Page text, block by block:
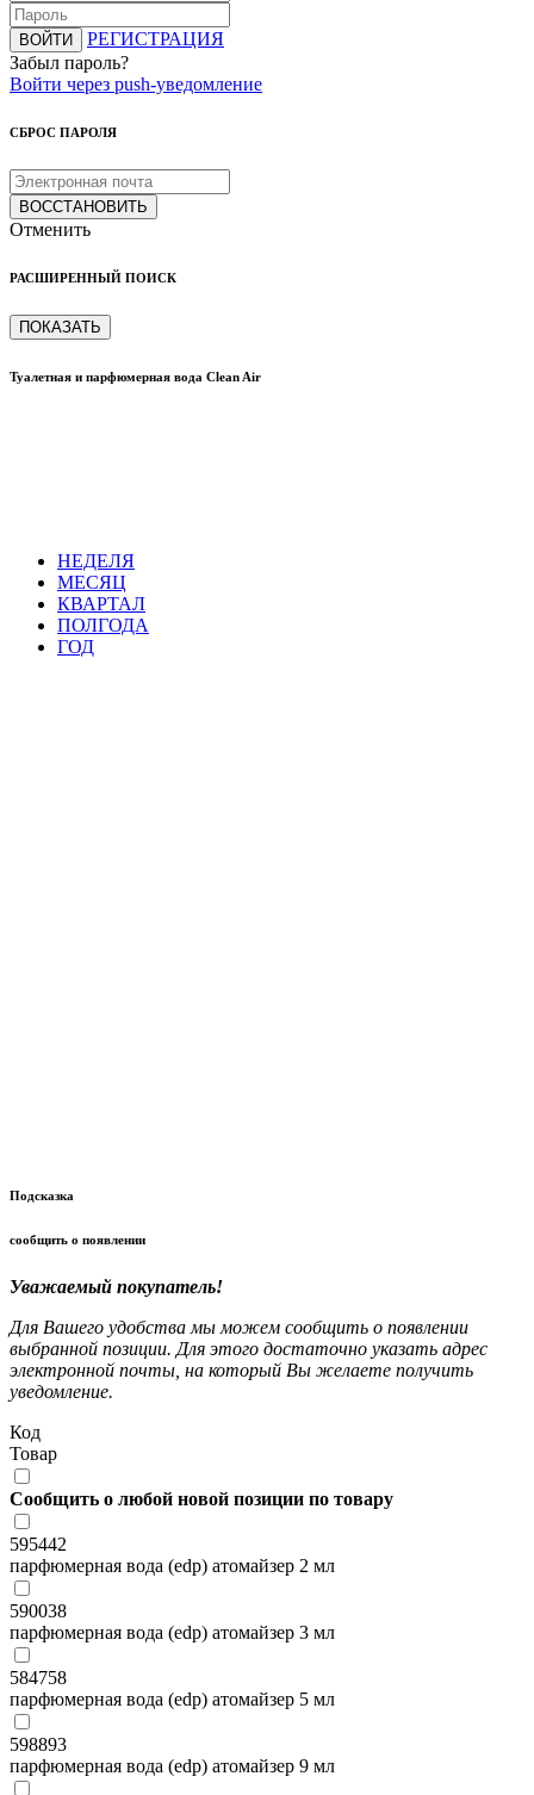
ВОЙТИ
РЕГИСТРАЦИЯ
Забыл пароль?
Войти через push-уведомление
СБРОС ПАРОЛЯ
ВОССТАНОВИТЬ
Отменить
РАСШИРЕННЫЙ ПОИСК
ПОКАЗАТЬ
Туалетная и парфюмерная вода Clean Air
НЕДЕЛЯ
МЕСЯЦ
КВАРТАЛ
ПОЛГОДА
ГОД
Подсказка
сообщить о появлении
Уважаемый покупатель!
Для Вашего удобства мы можем сообщить о появлении
выбранной позиции. Для этого достаточно указать адрес
электронной почты, на который Вы желаете получить
уведомление.
Код
Товар
Сообщить о любой новой позиции по товару
595442
парфюмерная вода (edp) атомайзер 2 мл
590038
парфюмерная вода (edp) атомайзер 3 мл
584758
парфюмерная вода (edp) атомайзер 5 мл
598893
парфюмерная вода (edp) атомайзер 9 мл